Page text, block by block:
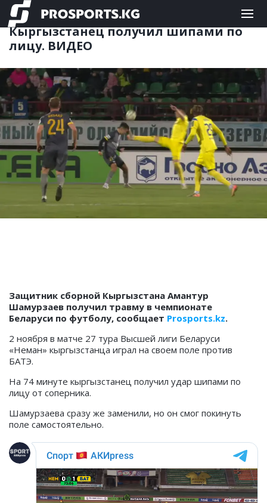
ФУТБОЛ 03.11.2025 15:00
Кыргызстанец получил шипами по
лицу. ВИДЕО
Защитник сборной Кыргызстана Амантур
Шамурзаев получил травму в чемпионате
Беларуси по футболу, сообщает Prosports.kz.
2 ноября в матче 27 тура Высшей лиги Беларуси
«Неман» кыргызстанца играл на своем поле против
БАТЭ.
На 74 минуте кыргызстанец получил удар шипами по
лицу от соперника.
Шамурзаева сразу же заменили, но он смог покинуть
поле самостоятельно.